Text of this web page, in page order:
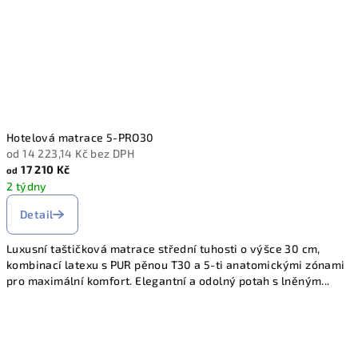
Hotelová matrace 5-PRO30
od 14 223,14 Kč bez DPH
od 17 210 Kč
2 týdny
Detail
Luxusní taštičková matrace střední tuhosti o výšce 30 cm,
kombinací latexu s PUR pěnou T30 a 5-ti anatomickými zónami
pro maximální komfort. Elegantní a odolný potah s lněným...